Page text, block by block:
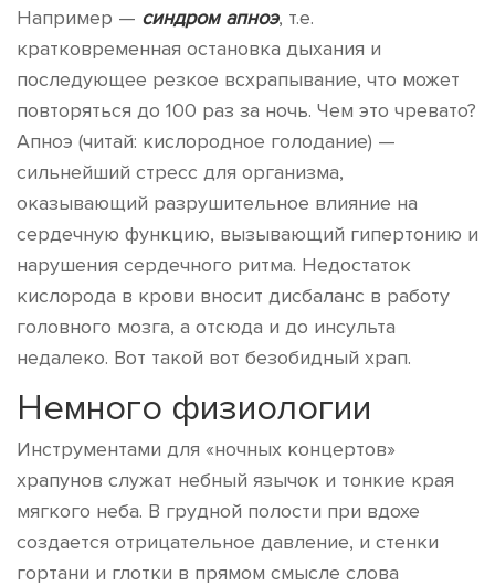
Например — синдром апноэ, т.е.
кратковременная остановка дыхания и
последующее резкое всхрапывание, что может
повторяться до 100 раз за ночь. Чем это чревато?
Апноэ (читай: кислородное голодание) —
сильнейший стресс для организма,
оказывающий разрушительное влияние на
сердечную функцию, вызывающий гипертонию и
нарушения сердечного ритма. Недостаток
кислорода в крови вносит дисбаланс в работу
головного мозга, а отсюда и до инсульта
недалеко. Вот такой вот безобидный храп.
Немного физиологии
Инструментами для «ночных концертов»
храпунов служат небный язычок и тонкие края
мягкого неба. В грудной полости при вдохе
создается отрицательное давление, и стенки
гортани и глотки в прямом смысле слова